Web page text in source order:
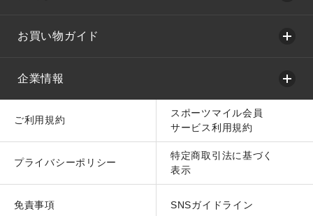
お買い物ガイド
企業情報
ご利用規約
スポーツマイル会員
サービス利用規約
プライバシーポリシー
特定商取引法に基づく
表示
免責事項 SNSガイドライン